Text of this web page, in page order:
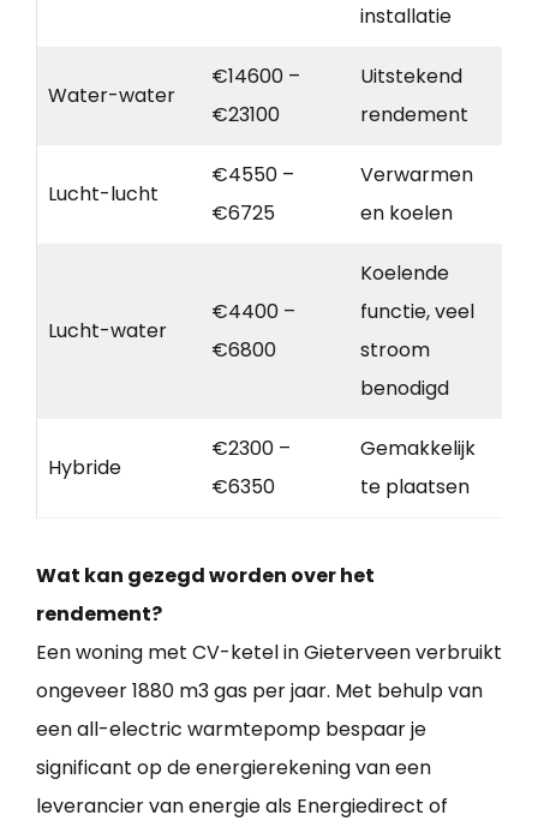
installatie
Water-water
€14600 –
€23100
Uitstekend
rendement
Lucht-lucht
€4550 –
€6725
Verwarmen
en koelen
Lucht-water
€4400 –
€6800
Koelende
functie, veel
stroom
benodigd
Hybride
€2300 –
€6350
Gemakkelijk
te plaatsen
Wat kan gezegd worden over het
rendement?
Een woning met CV-ketel in Gieterveen verbruikt
ongeveer 1880 m3 gas per jaar. Met behulp van
een all-electric warmtepomp bespaar je
significant op de energierekening van een
leverancier van energie als Energiedirect of